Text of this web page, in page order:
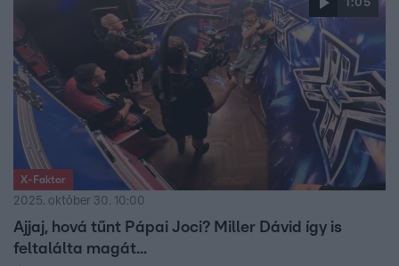
X-Faktor
2025. október 30. 10:00
Ajjaj, hová tűnt Pápai Joci? Miller Dávid így is
feltalálta magát...